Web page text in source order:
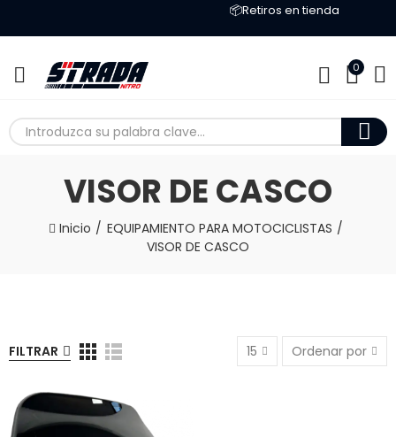
📦Retiros en tienda
0
VISOR DE CASCO
Inicio
EQUIPAMIENTO PARA MOTOCICLISTAS
VISOR DE CASCO
FILTRAR 15 Ordenar por